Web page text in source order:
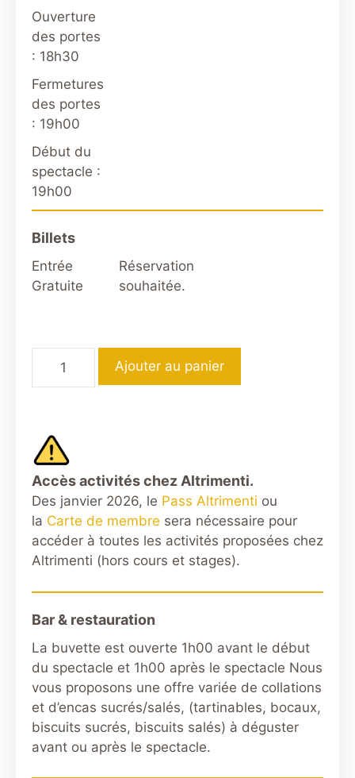
Ouverture
des portes
: 18h30
Fermetures
des portes
: 19h00
Début du
spectacle :
19h00
Billets
Entrée
Gratuite
Réservation
souhaitée.
Abdelfattah
ABUSROUR
Ajouter au panier
Accès activités chez Altrimenti.
Des janvier 2026, le Pass Altrimenti ou
la Carte de membre sera nécessaire pour
accéder à toutes les activités proposées chez
Altrimenti (hors cours et stages).
Bar & restauration
La buvette est ouverte 1h00 avant le début
du spectacle et 1h00 après le spectacle Nous
vous proposons une offre variée de collations
et d’encas sucrés/salés, (tartinables, bocaux,
biscuits sucrés, biscuits salés) à déguster
avant ou après le spectacle.